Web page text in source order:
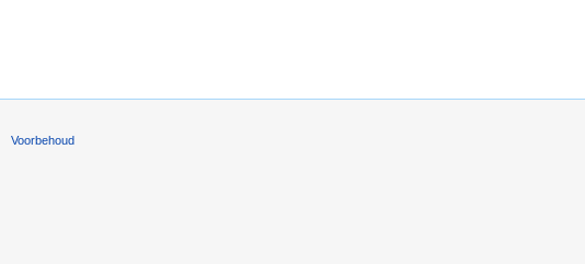
Voorbehoud